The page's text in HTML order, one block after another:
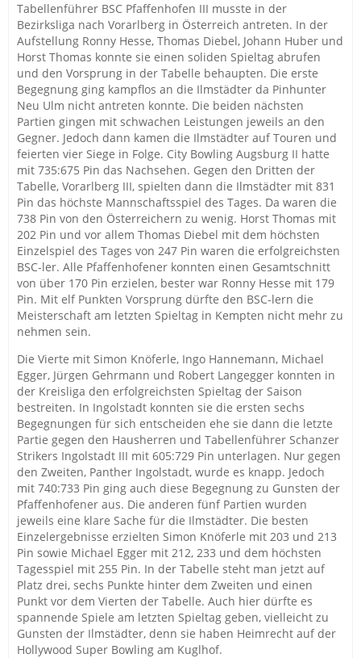
Tabellenführer BSC Pfaffenhofen III musste in der
Bezirksliga nach Vorarlberg in Österreich antreten. In der
Aufstellung Ronny Hesse, Thomas Diebel, Johann Huber und
Horst Thomas konnte sie einen soliden Spieltag abrufen
und den Vorsprung in der Tabelle behaupten. Die erste
Begegnung ging kampflos an die Ilmstädter da Pinhunter
Neu Ulm nicht antreten konnte. Die beiden nächsten
Partien gingen mit schwachen Leistungen jeweils an den
Gegner. Jedoch dann kamen die Ilmstädter auf Touren und
feierten vier Siege in Folge. City Bowling Augsburg II hatte
mit 735:675 Pin das Nachsehen. Gegen den Dritten der
Tabelle, Vorarlberg III, spielten dann die Ilmstädter mit 831
Pin das höchste Mannschaftsspiel des Tages. Da waren die
738 Pin von den Österreichern zu wenig. Horst Thomas mit
202 Pin und vor allem Thomas Diebel mit dem höchsten
Einzelspiel des Tages von 247 Pin waren die erfolgreichsten
BSC-ler. Alle Pfaffenhofener konnten einen Gesamtschnitt
von über 170 Pin erzielen, bester war Ronny Hesse mit 179
Pin. Mit elf Punkten Vorsprung dürfte den BSC-lern die
Meisterschaft am letzten Spieltag in Kempten nicht mehr zu
nehmen sein.
Die Vierte mit Simon Knöferle, Ingo Hannemann, Michael
Egger, Jürgen Gehrmann und Robert Langegger konnten in
der Kreisliga den erfolgreichsten Spieltag der Saison
bestreiten. In Ingolstadt konnten sie die ersten sechs
Begegnungen für sich entscheiden ehe sie dann die letzte
Partie gegen den Hausherren und Tabellenführer Schanzer
Strikers Ingolstadt III mit 605:729 Pin unterlagen. Nur gegen
den Zweiten, Panther Ingolstadt, wurde es knapp. Jedoch
mit 740:733 Pin ging auch diese Begegnung zu Gunsten der
Pfaffenhofener aus. Die anderen fünf Partien wurden
jeweils eine klare Sache für die Ilmstädter. Die besten
Einzelergebnisse erzielten Simon Knöferle mit 203 und 213
Pin sowie Michael Egger mit 212, 233 und dem höchsten
Tagesspiel mit 255 Pin. In der Tabelle steht man jetzt auf
Platz drei, sechs Punkte hinter dem Zweiten und einen
Punkt vor dem Vierten der Tabelle. Auch hier dürfte es
spannende Spiele am letzten Spieltag geben, vielleicht zu
Gunsten der Ilmstädter, denn sie haben Heimrecht auf der
Hollywood Super Bowling am Kuglhof.